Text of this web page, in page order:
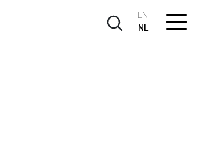
EN
NL